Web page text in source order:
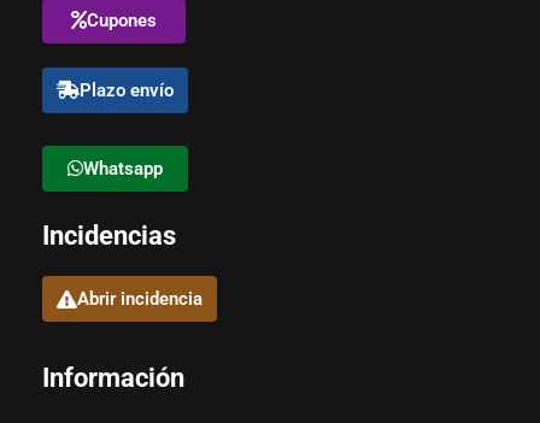
Cupones
Plazo envío
Whatsapp
Incidencias
Abrir incidencia
Información